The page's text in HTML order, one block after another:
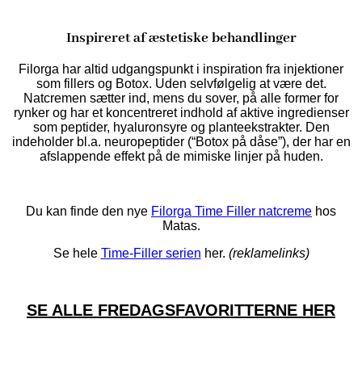
Inspireret af æstetiske behandlinger
Filorga har altid udgangspunkt i inspiration fra injektioner
som fillers og Botox. Uden selvfølgelig at være det.
Natcremen sætter ind, mens du sover, på alle former for
rynker og har et koncentreret indhold af aktive ingredienser
som peptider, hyaluronsyre og planteekstrakter. Den
indeholder bl.a. neuropeptider (“Botox på dåse”), der har en
afslappende effekt på de mimiske linjer på huden.
Du kan finde den nye Filorga Time Filler natcreme hos
Matas.
Se hele Time-Filler serien her. (reklamelinks)
SE ALLE FREDAGSFAVORITTERNE HER